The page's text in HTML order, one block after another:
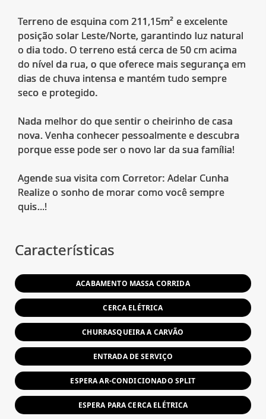
Terreno de esquina com 211,15m² e excelente
posição solar Leste/Norte, garantindo luz natural
o dia todo. O terreno está cerca de 50 cm acima
do nível da rua, o que oferece mais segurança em
dias de chuva intensa e mantém tudo sempre
seco e protegido.
Nada melhor do que sentir o cheirinho de casa
nova. Venha conhecer pessoalmente e descubra
porque esse pode ser o novo lar da sua família!
Agende sua visita com Corretor: Adelar Cunha
Realize o sonho de morar como você sempre
quis...!
Características
ACABAMENTO MASSA CORRIDA
CERCA ELÉTRICA
CHURRASQUEIRA A CARVÃO
ENTRADA DE SERVIÇO
ESPERA AR-CONDICIONADO SPLIT
ESPERA PARA CERCA ELÉTRICA